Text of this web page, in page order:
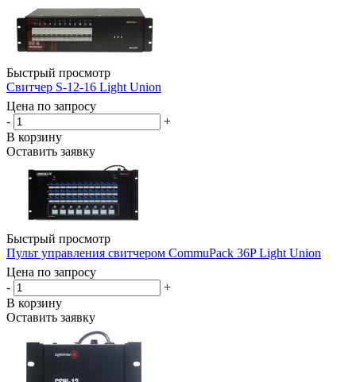
Быстрый просмотр
Свитчер S-12-16 Light Union
Цена по запросу
-
+
В корзину
Оставить заявку
Быстрый просмотр
Пульт управления свитчером CommuPack 36P Light Union
Цена по запросу
-
+
В корзину
Оставить заявку